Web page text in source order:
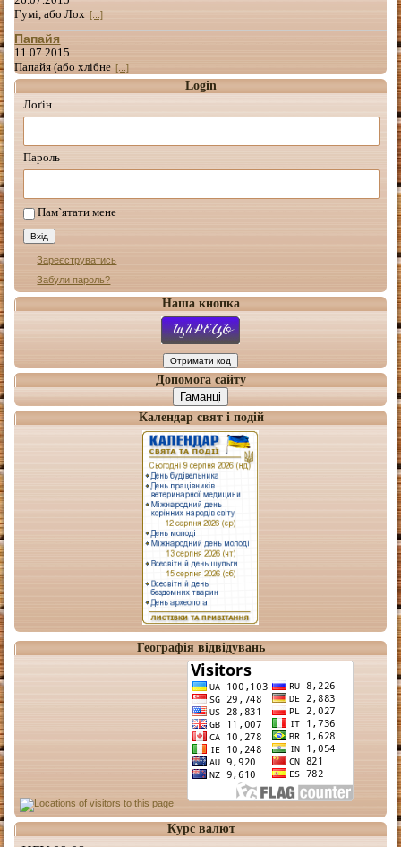
Гумі, або Лох [...]
Папайя
11.07.2015
Папайя (або хлібне [...]
Login
Лоґін
Пароль
Пам`ятати мене
Зареєструватись
Забули пароль?
Наша кнопка
Допомога сайту
Гаманці
Календар свят і подій
Географія відвідувань
Курс валют